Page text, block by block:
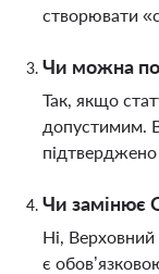
створювати
Чи можна
Так, якщо
допустимим.
Чи замінює
Ні,
є